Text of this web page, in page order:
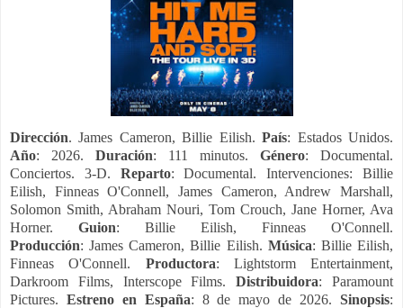
Dirección. James Cameron, Billie Eilish.País: Estados Unidos.
Año: 2026. Duración: 111 minutos. Género: Documental.
Conciertos. 3-D. Reparto: Documental. Intervenciones: Billie
Eilish, Finneas O'Connell, James Cameron, Andrew Marshall,
Solomon Smith, Abraham Nouri, Tom Crouch, Jane Horner, Ava
Horner. Guion: Billie Eilish, Finneas O'Connell.
Producción: James Cameron, Billie Eilish. Música: Billie Eilish,
Finneas O'Connell. Productora: Lightstorm Entertainment,
Darkroom Films, Interscope Films.Distribuidora: Paramount
Pictures. Estreno en España: 8 de mayo de 2026.Sinopsis: